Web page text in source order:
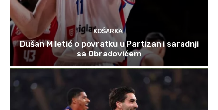
KOŠARKA
Dušan Miletić o povratku u Partizan i saradnji
sa Obradovićem